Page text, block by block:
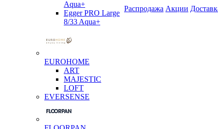
Aqua+
Egger PRO Large
8/33 Aqua+
EUROHOME
ART
MAJESTIC
LOFT
EVERSENSE
Распродажа Акции